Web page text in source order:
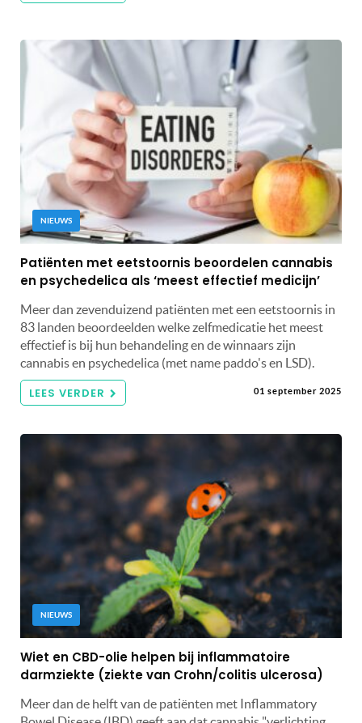
NIEUWS
Patiënten met eetstoornis beoordelen cannabis
en psychedelica als ‘meest effectief medicijn’
Meer dan zevenduizend patiënten met een eetstoornis in
83 landen beoordeelden welke zelfmedicatie het meest
effectief is bij hun behandeling en de winnaars zijn
cannabis en psychedelica (met name paddo's en LSD).
LEES VERDER 01 september 2025
NIEUWS
Wiet en CBD-olie helpen bij inflammatoire
darmziekte (ziekte van Crohn/colitis ulcerosa)
Meer dan de helft van de patiënten met Inflammatory